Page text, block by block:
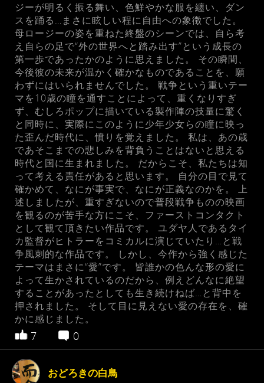
ジーが明るく振る舞い、色鮮やかな服を纏い、ダン
スを踊る…まさに眩しい程に自由への象徴でした。
母ロージーの姿を重ねた終盤のシーンでは、自ら考
え自らの足で“外の世界へと踏み出す”という成長の
第一歩であったかのように思えました。 その瞬間、
今後彼の未来が温かく確かなものであることを、願
わずにはいられませんでした。 戦争という重いテー
マを10歳の瞳を通すことによって、重くなりすぎ
ず、むしろポップに描いている製作陣の技量に驚く
と同時に、実際にこのように少年少女らの瞳に映っ
た歪んだ時代に、憤りを覚えました。 私は、あの歳
であそこまでの悲しみを背負うことはないと思える
時代と国に生まれました。 だからこそ、私たちは知
って考える責任があると思います。 自分の目で見て
確かめて、なにが事実で、なにが正義なのかを。 上
述しましたが、重すぎないので普段戦争ものの映画
を観るのが苦手な方にこそ、ファーストコンタクト
として観て頂きたい作品です。 ユダヤ人であるタイ
カ監督がヒトラーをコミカルに演じていたり…と戦
争風刺的な作品です。 しかし、今作から強く感じた
テーマはまさに“愛”です。 皆誰かの色んな形の愛に
よって生かされているのだから、例えどんなに絶望
することがあったとしても生き続けねば…と背中を
押されました。 そして目に見えない愛の存在を、確
かに感じました。
7 0
おどろきの白鳥